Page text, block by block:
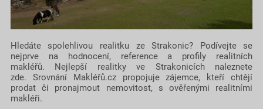
Hledáte spolehlivou realitku ze Strakonic? Podívejte se
nejprve na hodnocení, reference a profily realitních
makléřů. Nejlepší realitky ve Strakonicích naleznete
zde. Srovnání Makléřů.cz propojuje zájemce, kteří chtějí
prodat či pronajmout nemovitost, s ověřenými realitními
makléři.